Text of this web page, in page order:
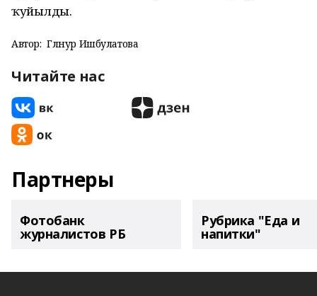
ҡуйылды.
Автор: Гөлнур Ишбулатова
Читайте нас
Партнеры
Фотобанк
журналистов РБ
Рубрика "Еда и
напитки"